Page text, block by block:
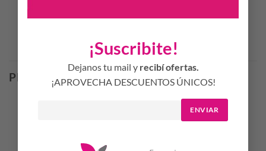
¡Suscribite!
Dejanos tu mail y recibí ofertas.
¡APROVECHA DESCUENTOS ÚNICOS!
ENVIAR
Productos Relacionados
PRODUCTOS RELACIONADOS